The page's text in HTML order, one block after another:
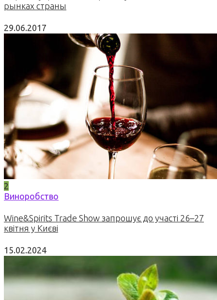
рынках страны
29.06.2017
2
Виноробство
Wine&Spirits Trade Show запрошує до участі 26–27
квітня у Києві
15.02.2024